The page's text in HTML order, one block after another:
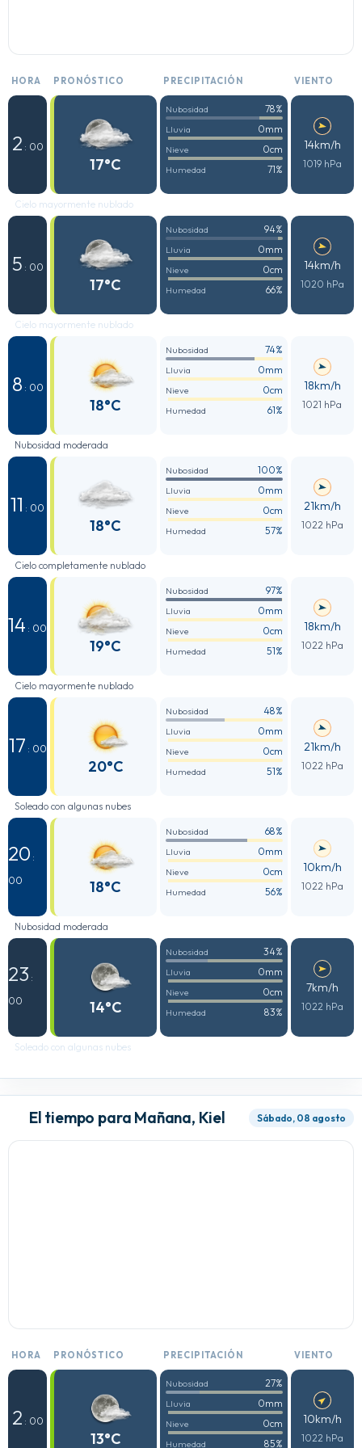
HORA PRONÓSTICO PRECIPITACIÓN VIENTO
2 : 00
17°C
Nubosidad 78%
Lluvia 0mm
Nieve 0cm
Humedad 71%
14km/h
1019 hPa
Cielo mayormente nublado
5 : 00
17°C
Nubosidad 94%
Lluvia 0mm
Nieve 0cm
Humedad 66%
14km/h
1020 hPa
Cielo mayormente nublado
8 : 00
18°C
Nubosidad 74%
Lluvia 0mm
Nieve 0cm
Humedad 61%
18km/h
1021 hPa
Nubosidad moderada
11 : 00
18°C
Nubosidad 100%
Lluvia 0mm
Nieve 0cm
Humedad 57%
21km/h
1022 hPa
Cielo completamente nublado
14 : 00
19°C
Nubosidad 97%
Lluvia 0mm
Nieve 0cm
Humedad 51%
18km/h
1022 hPa
Cielo mayormente nublado
17 : 00
20°C
Nubosidad 48%
Lluvia 0mm
Nieve 0cm
Humedad 51%
21km/h
1022 hPa
Soleado con algunas nubes
20 :
00
18°C
Nubosidad 68%
Lluvia 0mm
Nieve 0cm
Humedad 56%
10km/h
1022 hPa
Nubosidad moderada
23 :
00
14°C
Nubosidad 34%
Lluvia 0mm
Nieve 0cm
Humedad 83%
7km/h
1022 hPa
Soleado con algunas nubes
El tiempo para Mañana, Kiel Sábado, 08 agosto
HORA PRONÓSTICO PRECIPITACIÓN VIENTO
2 : 00
13°C
Nubosidad 27%
Lluvia 0mm
Nieve 0cm
Humedad 85%
10km/h
1022 hPa